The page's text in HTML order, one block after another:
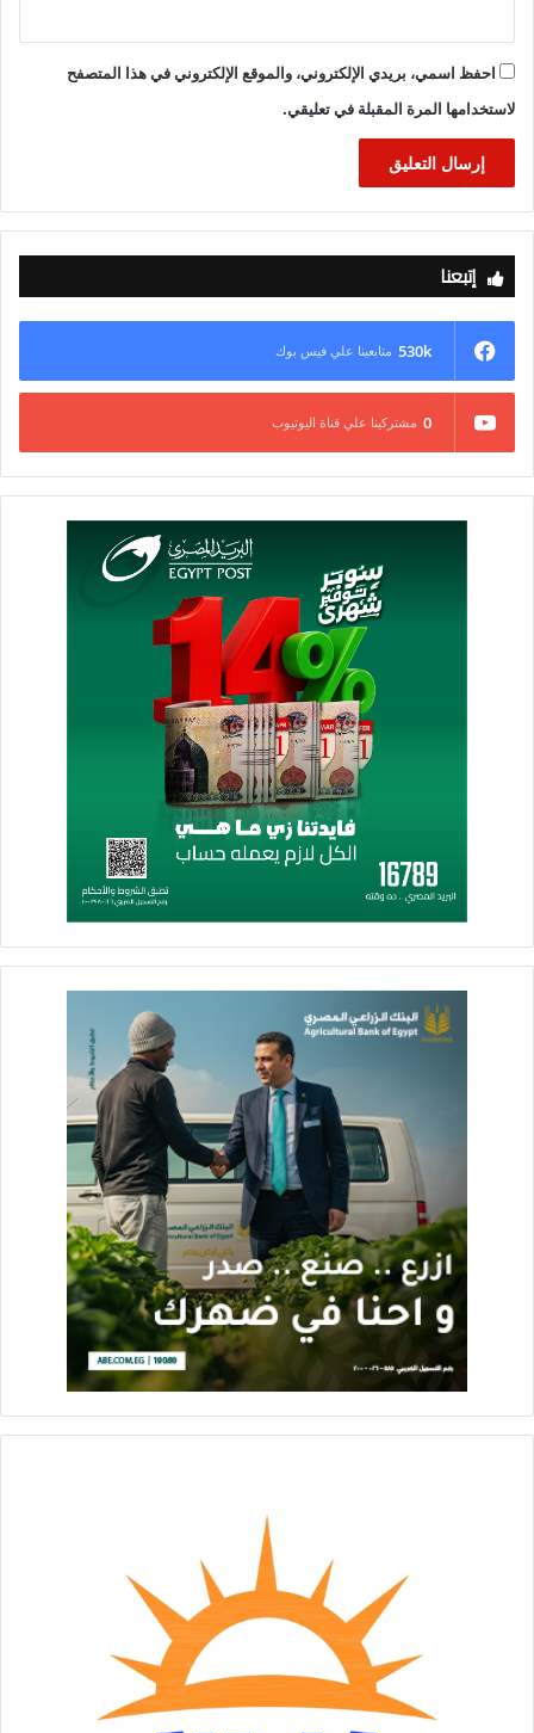
احفظ اسمي، بريدي الإلكتروني، والموقع الإلكتروني في هذا المتصفح
لاستخدامها المرة المقبلة في تعليقي.
إتبعنا
530k متابعينا علي فيس بوك
0 مشتركينا علي قناة اليوتيوب